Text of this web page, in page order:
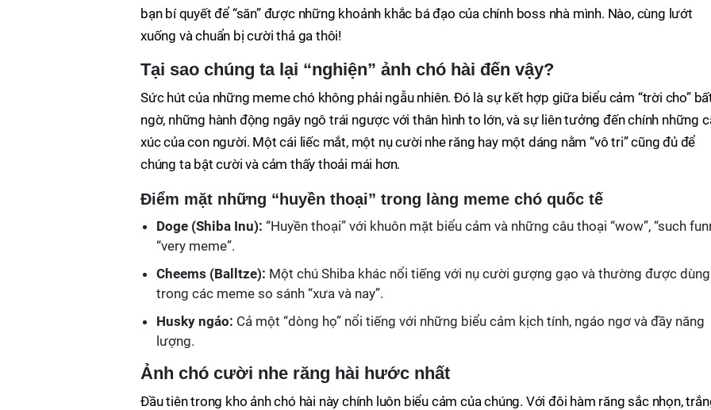
bạn bí quyết để “săn” được những khoảnh khắc bá đạo của chính boss nhà mình. Nào, cùng lướt
xuống và chuẩn bị cười thả ga thôi!
Tại sao chúng ta lại “nghiện” ảnh chó hài đến vậy?
Sức hút của những meme chó không phải ngẫu nhiên. Đó là sự kết hợp giữa biểu cảm “trời cho”
ngờ, những hành động ngây ngô trái ngược với thân hình to lớn, và sự liên tưởng đến chính những
xúc của con người. Một cái liếc mắt, một nụ cười nhe răng hay một dáng nằm “vô tri” cũng đủ để
chúng ta bật cười và cảm thấy thoải mái hơn.
Điểm mặt những “huyền thoại” trong làng meme chó quốc tế
Doge (Shiba Inu): “Huyền thoại” với khuôn mặt biểu cảm và những câu thoại “wow”, “such
“very meme”.
Cheems (Balltze): Một chú Shiba khác nổi tiếng với nụ cười gượng gạo và thường được dùng
trong các meme so sánh “xưa và nay”.
Husky ngáo: Cả một “dòng họ” nổi tiếng với những biểu cảm kịch tính, ngáo ngơ và đầy năng
lượng.
Ảnh chó cười nhe răng hài hước nhất
Đầu tiên trong kho ảnh chó hài này chính luôn biểu cảm của chúng. Với đôi hàm răng sắc nhọn,